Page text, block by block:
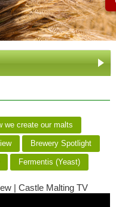
we create our malts
Brewery Spotlight
Fermentis (Yeast)
| Castle Malting TV